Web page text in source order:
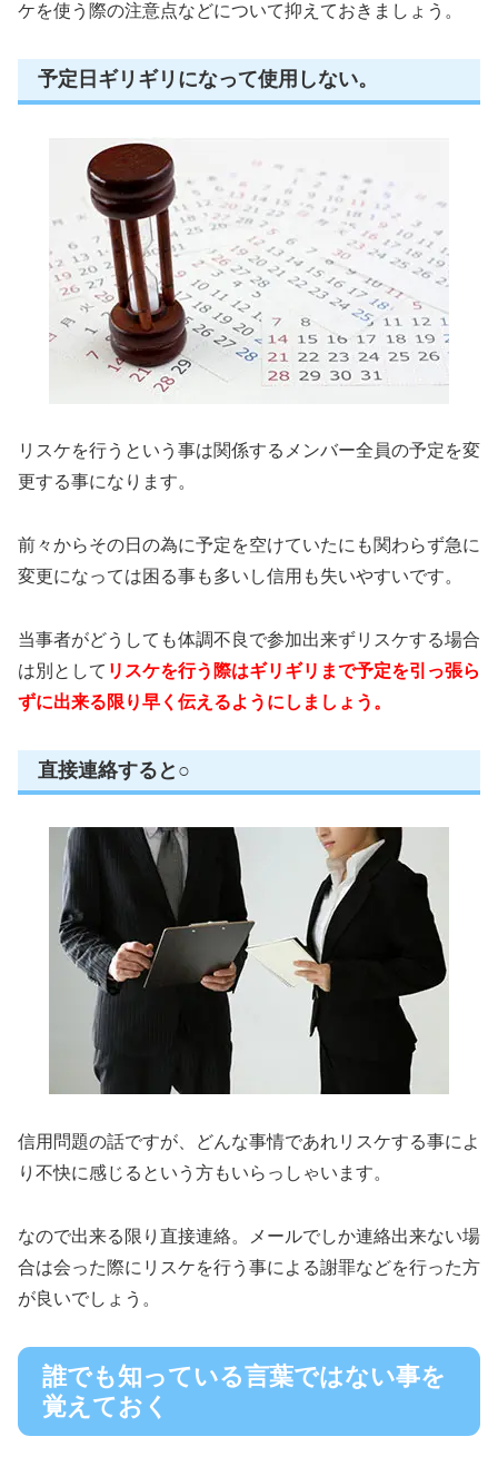
ケを使う際の注意点などについて抑えておきましょう。
予定日ギリギリになって使用しない。
リスケを行うという事は関係するメンバー全員の予定を変
更する事になります。
前々からその日の為に予定を空けていたにも関わらず急に
変更になっては困る事も多いし信用も失いやすいです。
当事者がどうしても体調不良で参加出来ずリスケする場合
は別として リスケを行う際はギリギリまで予定を引っ張ら
ずに出来る限り早く伝えるようにしましょう。
直接連絡すると○
信用問題の話ですが、どんな事情であれリスケする事によ
り不快に感じるという方もいらっしゃいます。
なので出来る限り直接連絡。メールでしか連絡出来ない場
合は会った際にリスケを行う事による謝罪などを行った方
が良いでしょう。
誰でも知っている言葉ではない事を
覚えておく